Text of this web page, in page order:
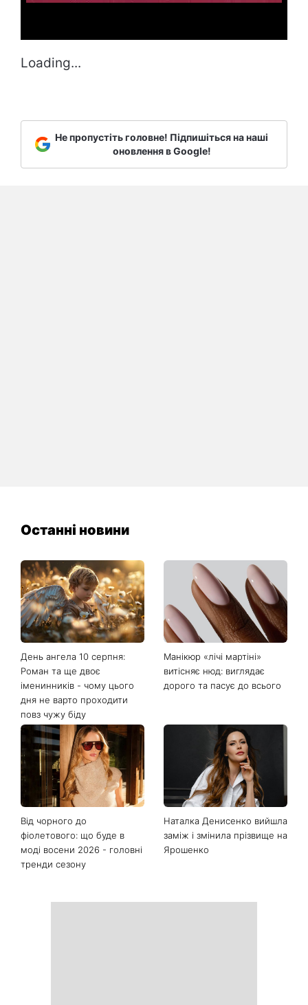
Loading...
Не пропустіть головне! Підпишіться на наші
оновлення в Google!
Останні новини
День ангела 10 серпня:
Роман та ще двоє
іменинників - чому цього
дня не варто проходити
повз чужу біду
Манікюр «лічі мартіні»
витісняє нюд: виглядає
дорого та пасує до всього
Від чорного до
фіолетового: що буде в
моді восени 2026 - головні
тренди сезону
Наталка Денисенко вийшла
заміж і змінила прізвище на
Ярошенко